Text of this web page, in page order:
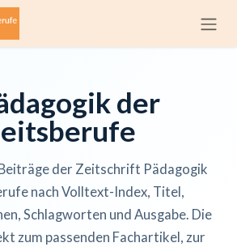
der
der Zeitschrift Pädagogik
nach Volltext-Index, Titel,
Schlagworten und Ausgabe. Die
zum passenden Fachartikel, zur